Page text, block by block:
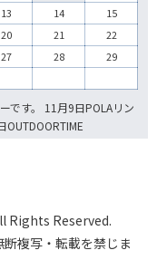
13 14
15
20 21
22
27 28
29
です。 11月9日POLAリン
Rights Reserved.
断複写・転載を禁じま